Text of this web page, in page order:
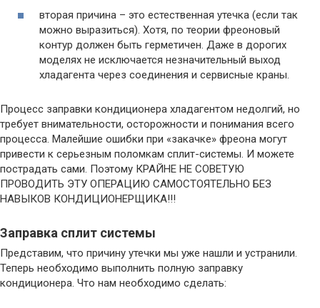
вторая причина – это естественная утечка (если так
можно выразиться). Хотя, по теории фреоновый
контур должен быть герметичен. Даже в дорогих
моделях не исключается незначительный выход
хладагента через соединения и сервисные краны.
Процесс заправки кондиционера хладагентом недолгий, но
требует внимательности, осторожности и понимания всего
процесса. Малейшие ошибки при «закачке» фреона могут
привести к серьезным поломкам сплит-системы. И можете
пострадать сами. Поэтому КРАЙНЕ НЕ СОВЕТУЮ
ПРОВОДИТЬ ЭТУ ОПЕРАЦИЮ САМОСТОЯТЕЛЬНО БЕЗ
НАВЫКОВ КОНДИЦИОНЕРЩИКА!!!
Заправка сплит системы
Представим, что причину утечки мы уже нашли и устранили.
Теперь необходимо выполнить полную заправку
кондиционера. Что нам необходимо сделать: